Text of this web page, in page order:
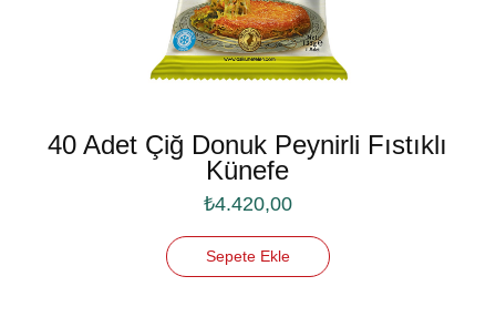
40 Adet Çiğ Donuk Peynirli Fıstıklı
Künefe
₺4.420,00
Sepete Ekle